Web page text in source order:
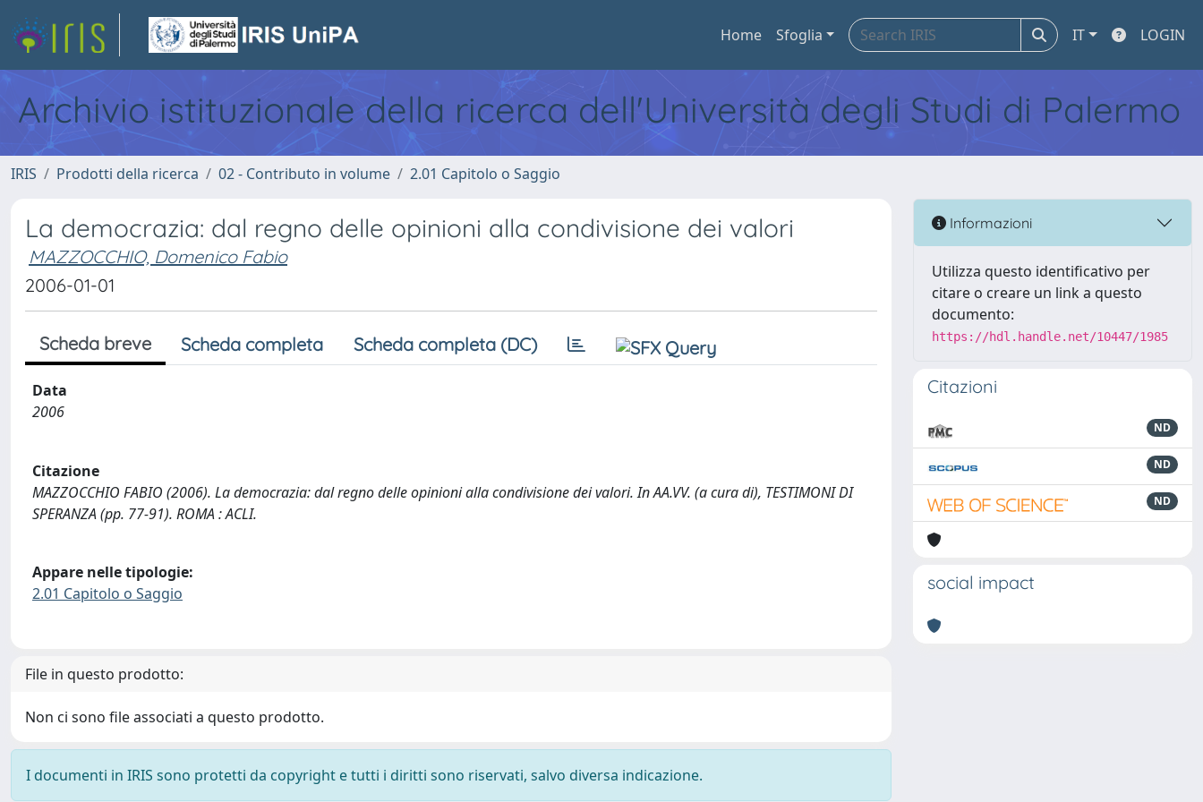
Home Sfoglia IT LOGIN
Archivio istituzionale della ricerca dell'Università degli Studi di Palermo
IRIS Prodotti della ricerca 02 - Contributo in volume 2.01 Capitolo o Saggio
La democrazia: dal regno delle opinioni alla condivisione dei valori
MAZZOCCHIO, Domenico Fabio
2006-01-01
Scheda breve Scheda completa Scheda completa (DC)
Data
2006
Citazione
MAZZOCCHIO FABIO (2006). La democrazia: dal regno delle opinioni alla condivisione dei valori. In AA.VV. (a cura di), TESTIMONI DI
SPERANZA (pp. 77-91). ROMA : ACLI.
Appare nelle tipologie:
2.01 Capitolo o Saggio
File in questo prodotto:
Non ci sono file associati a questo prodotto.
I documenti in IRIS sono protetti da copyright e tutti i diritti sono riservati, salvo diversa indicazione.
Informazioni
Utilizza questo identificativo per
citare o creare un link a questo
documento:
https://hdl.handle.net/10447/1985
Citazioni
ND
ND
ND
social impact